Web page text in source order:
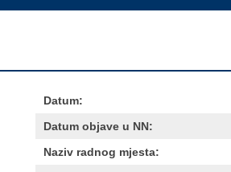
Datum:
Datum objave u NN:
Naziv radnog mjesta: